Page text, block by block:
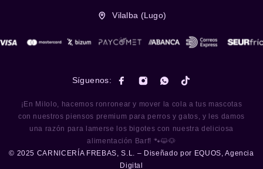
Vilalba (Lugo)
Síguenos:
¡En Milolo, hacemos ronronear y mover la cola a tus mascotas
con nuestros piensos premium para perros y gatos, y les damos
una razón para lamerse los bigotes con nuestra deliciosa
alimentación Barf! 🐾😺🐶
© 2025 CARNICERÍA FREBAS, S.L. – Diseñado por EQUOS, Agencia
Digital